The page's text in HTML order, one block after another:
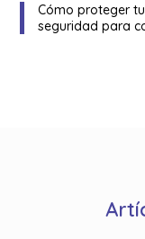
Cómo proteger
seguridad para